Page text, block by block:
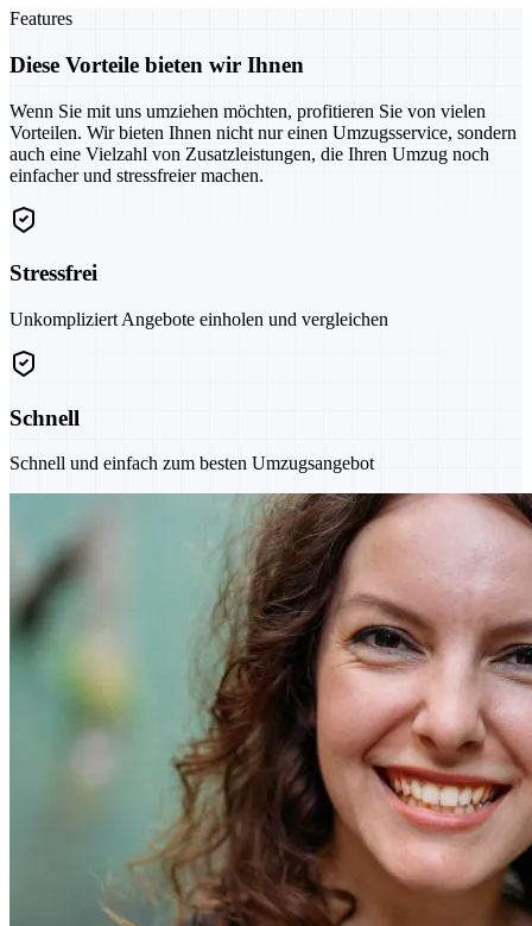
Features
Diese Vorteile bieten wir Ihnen
Wenn Sie mit uns umziehen möchten, profitieren Sie von vielen
Vorteilen. Wir bieten Ihnen nicht nur einen Umzugsservice, sondern
auch eine Vielzahl von Zusatzleistungen, die Ihren Umzug noch
einfacher und stressfreier machen.
Stressfrei
Unkompliziert Angebote einholen und vergleichen
Schnell
Schnell und einfach zum besten Umzugsangebot